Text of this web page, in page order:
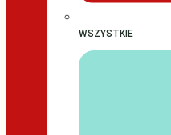
WSZYSTKIE